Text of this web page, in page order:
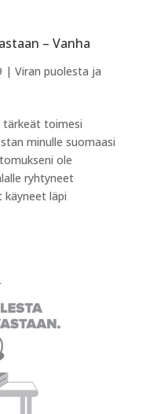
– Vanha
| Viran puolesta ja
tärkeät toimesi
minulle suomaasi
ole
ryhtyneet
läpi